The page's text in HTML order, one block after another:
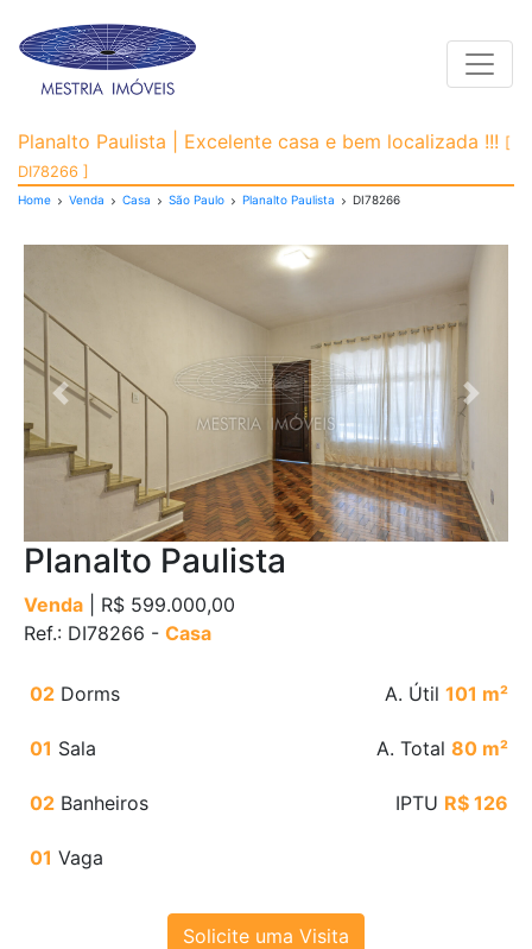
Casa para Venda,
Planalto Paulista | Excelente casa e bem localizada !!! [
DI78266 ]
Home Venda Casa São Paulo Planalto Paulista DI78266
Previous Next
Planalto Paulista
Venda | R$ 599.000,00
Ref.: DI78266 - Casa
02 Dorms
01 Sala
02 Banheiros
01 Vaga
A. Útil 101 m²
A. Total 80 m²
IPTU R$ 126
Solicite uma Visita